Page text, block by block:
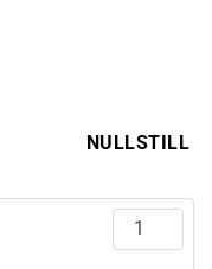
NULLSTILL